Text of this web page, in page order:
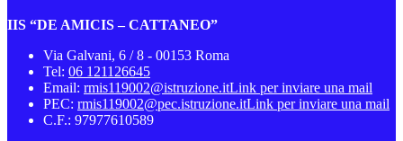
IIS “DE AMICIS – CATTANEO”
Via Galvani, 6 / 8 - 00153 Roma
Tel: 06 121126645
Email: rmis119002@istruzione.itLink per inviare una mail
PEC: rmis119002@pec.istruzione.itLink per inviare una mail
C.F.: 97977610589